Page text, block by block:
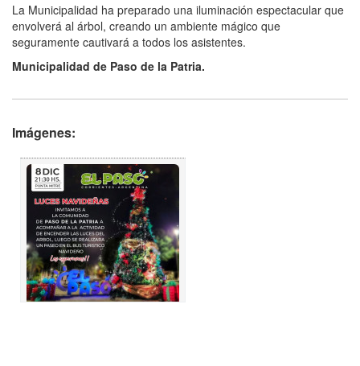
La Municipalidad ha preparado una iluminación espectacular que
envolverá al árbol, creando un ambiente mágico que
seguramente cautivará a todos los asistentes.
Municipalidad de Paso de la Patria.
Imágenes: